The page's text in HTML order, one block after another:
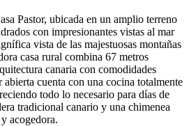
Pastor, ubicada en un amplio terreno
con impresionantes vistas al mar
vista de las majestuosas montañas
casa rural combina 67 metros
canaria con comodidades
abierta cuenta con una cocina totalmente
todo lo necesario para días de
tradicional canario y una chimenea
acogedora.